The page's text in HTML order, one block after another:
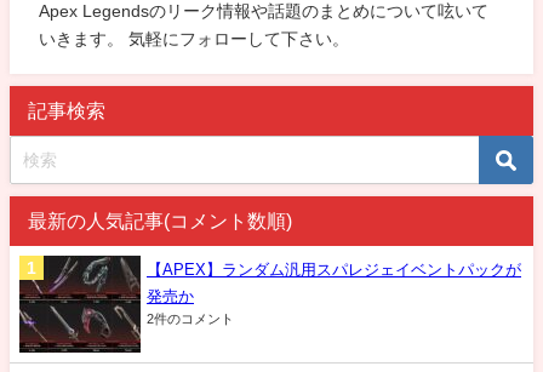
Apex Legendsのリーク情報や話題のまとめについて呟いて
いきます。 気軽にフォローして下さい。
記事検索
最新の人気記事(コメント数順)
【APEX】ランダム汎用スパレジェイベントパックが
発売か
2件のコメント